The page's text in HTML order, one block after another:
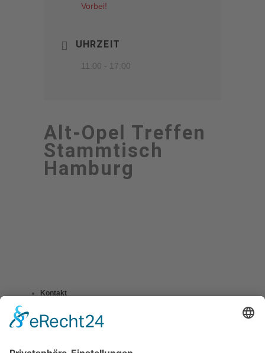
Vorbei!
UHRZEIT
11:00 - 17:00
Alt-Opel Treffen
Stammtisch
Hamburg
Kontakt
Datenschutzerklärung